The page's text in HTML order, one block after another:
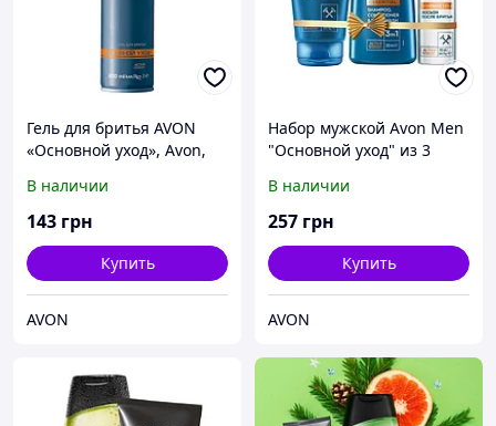
Гель для бритья AVON
«Основной уход», Avon,
59353
В наличии
143 грн
Купить
AVON
Набор мужской Avon Men
"Основной уход" из 3
В наличии
257 грн
Купить
AVON